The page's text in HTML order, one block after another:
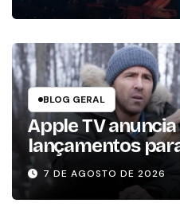
BLOG GERAL
Apple TV
lançamentos
conheça as
7 DE AGOSTO DE 2026